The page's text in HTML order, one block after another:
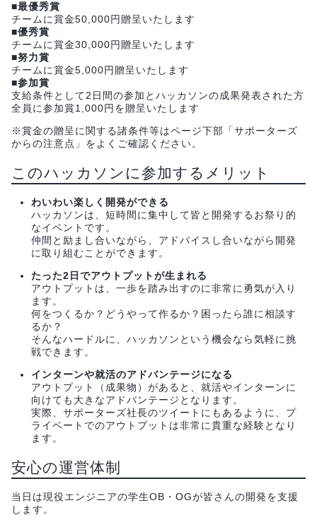
■最優秀賞
チームに賞金50,000円贈呈いたします
■優秀賞
チームに賞金30,000円贈呈いたします
■努力賞
チームに賞金5,000円贈呈いたします
■参加賞
支給条件として2日間の参加とハッカソンの成果発表された方
全員に参加賞1,000円を贈呈いたします
※賞金の贈呈に関する諸条件等はページ下部「サポーターズ
からの注意点」をよくご確認ください。
このハッカソンに参加するメリット
わいわい楽しく開発ができる
ハッカソンは、短時間に集中して皆と開発するお祭り的
なイベントです。
仲間と励まし合いながら、アドバイスし合いながら開発
に取り組むことができます。
たった2日でアウトプットが生まれる
アウトプットは、一歩を踏み出すのに非常に勇気が入り
ます。
何をつくるか？どうやって作るか？困ったら誰に相談す
るか？
そんなハードルに、ハッカソンという機会なら気軽に挑
戦できます。
インターンや就活のアドバンテージになる
アウトプット（成果物）があると、就活やインターンに
向けても大きなアドバンテージとなります。
実際、サポーターズ社長のツイートにもあるように、プ
ライベートでのアウトプットは非常に貴重な経験となり
ます。
安心の運営体制
当日は現役エンジニアの学生OB・OGが皆さんの開発を支援
します。